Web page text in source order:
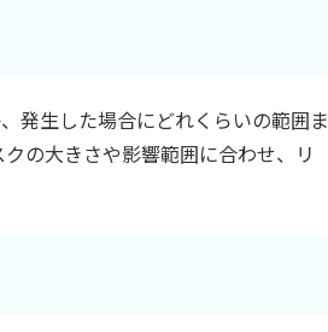
発生した場合にどれくらいの範囲ま
の大きさや影響範囲に合わせ、リ